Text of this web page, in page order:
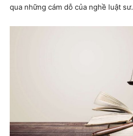
qua những cám dỗ của nghề luật sư.